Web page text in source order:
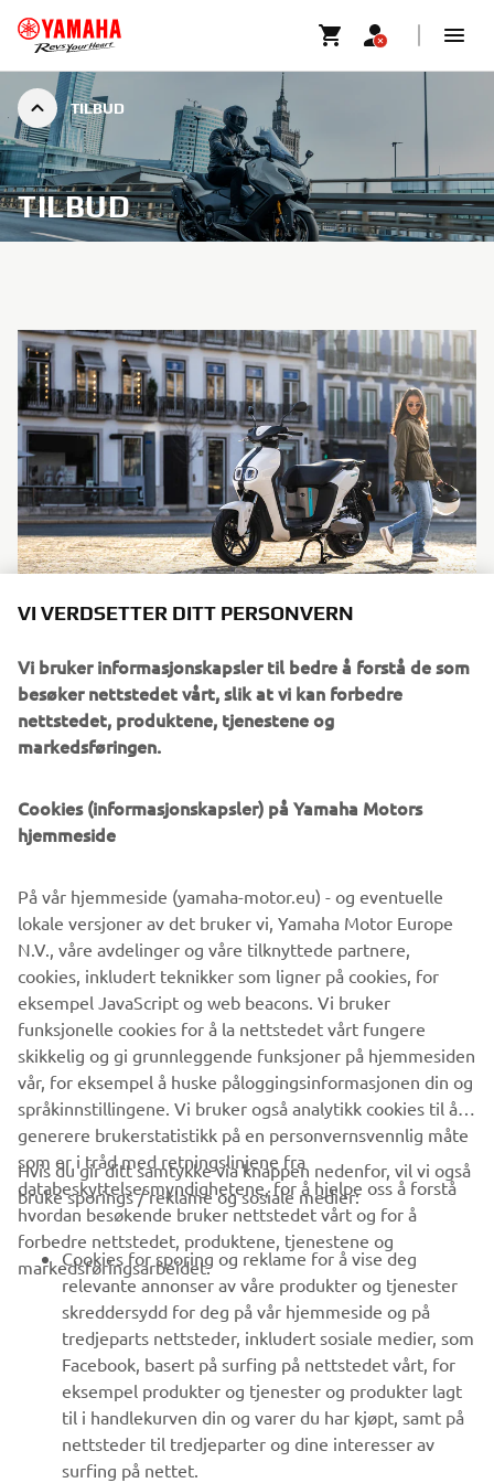
TILBUD
TILBUD
Tilbudet gjelder fra 08-06-2026 til 30-08-2026
Neos er utviklet for førere som ønsker en smidig,
stillegående og bærekraftig måte å komme seg rundt i
hverdagen. Med moderne elektrisk drift, smarte
funksjoner og kompakt design er den perfekt både for
tillegg3 000 kr– en perfekt anledning til å ta steget over
til elektrisk.
tilgjengelig i en begrenset periode hos din nærmeste
Yamaha‑forhandler.
Les mer
1
Elementer per side 6
VIRKSOMHET
B2B
UTFORSK YAMAHA
FAQ & SUPPORT
NYHETSBREV
VI VERDSETTER DITT PERSONVERN
Vi bruker informasjonskapsler til bedre å forstå de som
besøker nettstedet vårt, slik at vi kan forbedre
nettstedet, produktene, tjenestene og
markedsføringen.
Cookies (informasjonskapsler) på Yamaha Motors
hjemmeside
På vår hjemmeside (yamaha-motor.eu) - og eventuelle
lokale versjoner av det bruker vi, Yamaha Motor Europe
N.V., våre avdelinger og våre tilknyttede partnere,
cookies, inkludert teknikker som ligner på cookies, for
eksempel JavaScript og web beacons. Vi bruker
funksjonelle cookies for å la nettstedet vårt fungere
skikkelig og gi grunnleggende funksjoner på hjemmesiden
vår, for eksempel å huske påloggingsinformasjonen din og
språkinnstillingene. Vi bruker også analytikk cookies til å
generere brukerstatistikk på en personvernsvennlig måte
som er i tråd med retningslinjene fra
databeskyttelsesmyndighetene, for å hjelpe oss å forstå
hvordan besøkende bruker nettstedet vårt og for å
forbedre nettstedet, produktene, tjenestene og
markedsføringsarbeidet.
Hvis du gir ditt samtykke via knappen nedenfor, vil vi også
bruke sporings / reklame og sosiale medier:
Cookies for sporing og reklame for å vise deg
relevante annonser av våre produkter og tjenester
skreddersydd for deg på vår hjemmeside og på
tredjeparts nettsteder, inkludert sosiale medier, som
Facebook, basert på surfing på nettstedet vårt, for
eksempel produkter og tjenester og produkter lagt
til i handlekurven din og varer du har kjøpt, samt på
nettsteder til tredjeparter og dine interesser av
surfing på nettet.